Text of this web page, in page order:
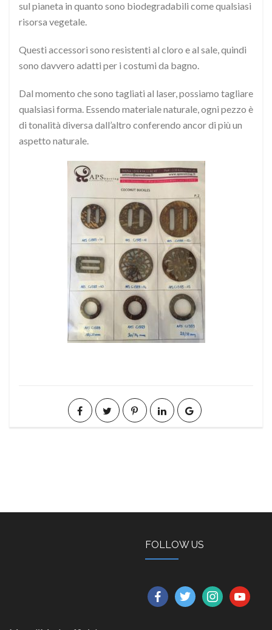
sul pianeta in quanto sono biodegradabili come qualsiasi
risorsa vegetale.
Questi accessori sono resistenti al cloro e al sale, quindi
sono davvero adatti per i costumi da bagno.
Dal momento che sono tagliati al laser, possiamo tagliare
qualsiasi forma. Essendo materiale naturale, ogni pezzo è
di tonalità diversa dall’altro conferendo ancor di più un
aspetto naturale.
FOLLOW US
facebooktwitterinstagramyoutube